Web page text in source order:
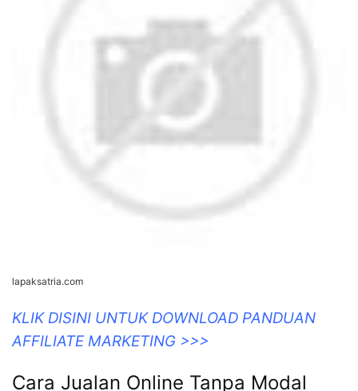
lapaksatria.com
KLIK DISINI UNTUK DOWNLOAD PANDUAN
AFFILIATE MARKETING >>>
Cara Jualan Online Tanpa Modal